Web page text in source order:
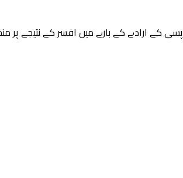
کے ارادے کے بارے میں افسر کے نتیجے پر